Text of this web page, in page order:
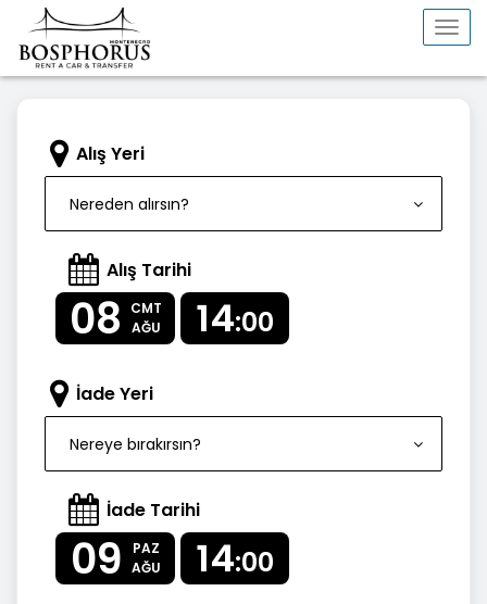
Alış Yeri
Nereden alırsın?
Alış Tarihi
08
CMT
AĞU
14:00
İade Yeri
Nereye bırakırsın?
İade Tarihi
09
PAZ
AĞU
14:00